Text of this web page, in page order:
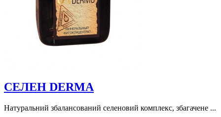
СЕЛЕН DERMA
Натуральний збалансований селеновий комплекс, збагачене ...